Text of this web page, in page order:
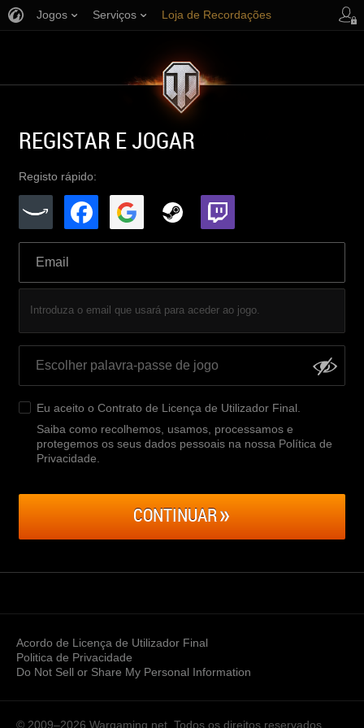
Jogos Serviços Loja de Recordações
REGISTAR E JOGAR
Registo rápido:
Introduza o email que usará para aceder ao jogo.
Eu aceito o Contrato de Licença de Utilizador Final
Saiba como recolhemos, usamos, processamos e
protegemos os seus dados pessoais na nossa Política de
Privacidade
CONTINUAR
Acordo de Licença de Utilizador Final
Politica de Privacidade
Do Not Sell or Share My Personal Information
© 2009–2026 Wargaming.net. Todos os direitos reservados.